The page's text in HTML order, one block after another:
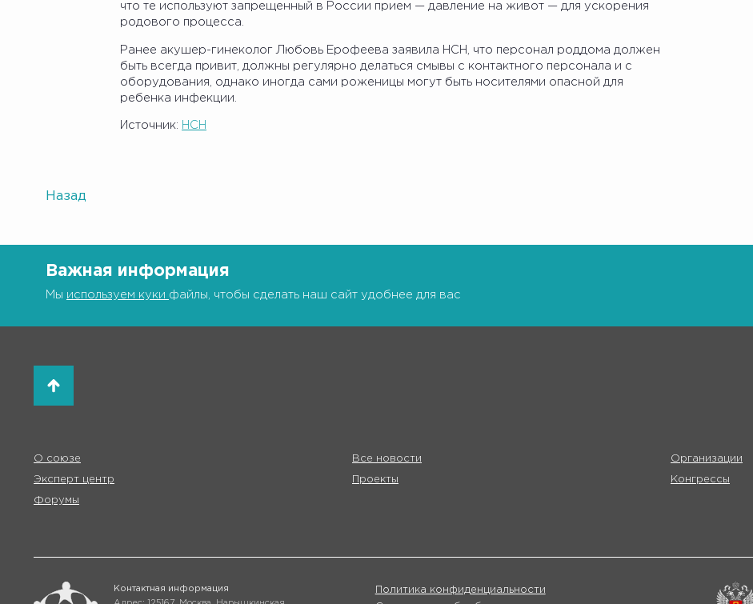
что те используют запрещенный в России прием — давление на живот — для ускорения
родового процесса.
Ранее акушер-гинеколог Любовь Ерофеева заявила НСН, что персонал роддома должен
быть всегда привит, должны регулярно делаться смывы с контактного персонала и с
оборудования, однако иногда сами роженицы могут быть носителями опасной для
ребенка инфекции.
Источник: НСН
Назад
Важная информация
Мы используем куки файлы, чтобы сделать наш сайт удобнее для вас
О союзе Все новости Организации
Эксперт центр Проекты Конгрессы
Форумы
Контактная информация
Политика конфиденциальности